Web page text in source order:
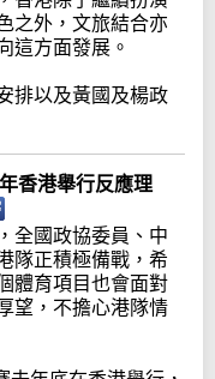
之外，文旅結合亦
這方面發展。
排以及黃國及楊政
香港舉行反應理
全國政協委員、中
隊正積極備戰，希
體育項目也會面對
望，不擔心港隊情